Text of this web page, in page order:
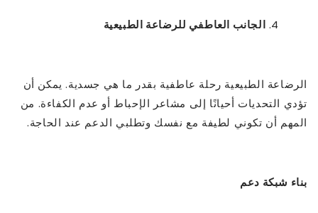
الجانب العاطفي للرضاعة الطبيعية
الرضاعة الطبيعية رحلة عاطفية بقدر ما هي جسدية. يمكن أن
تؤدي التحديات أحيانًا إلى مشاعر الإحباط أو عدم الكفاءة. من
المهم أن تكوني لطيفة مع نفسك وتطلبي الدعم عند الحاجة.
بناء شبكة دعم